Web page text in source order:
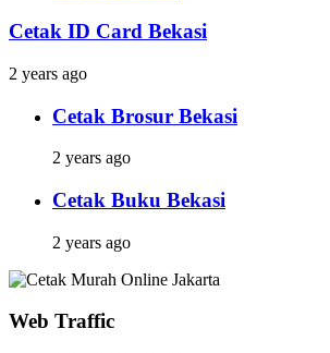
Cetak ID Card Bekasi
2 years ago
Cetak Brosur Bekasi
2 years ago
Cetak Buku Bekasi
2 years ago
Web Traffic